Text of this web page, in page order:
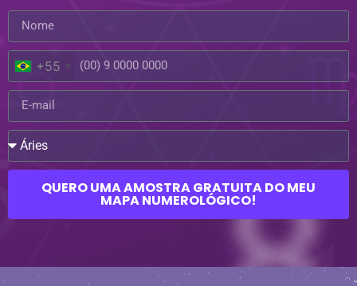
+55
QUERO UMA AMOSTRA GRATUITA DO MEU
MAPA NUMEROLÓGICO!